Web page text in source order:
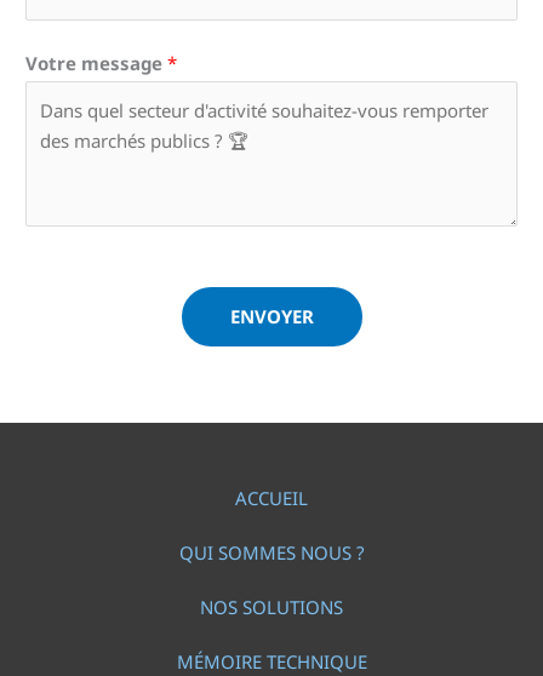
Votre message *
ENVOYER
ACCUEIL
QUI SOMMES NOUS ?
NOS SOLUTIONS
MÉMOIRE TECHNIQUE